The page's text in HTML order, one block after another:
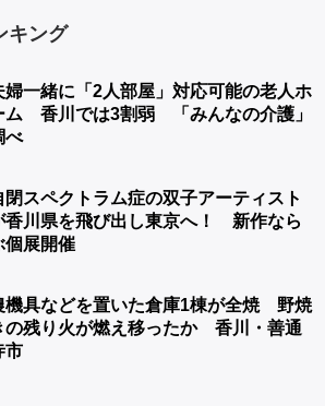
キング
婦一緒に「2人部屋」対応可能の老人ホ
ム 香川では3割弱 「みんなの介護」
べ
閉スペクトラム症の双子アーティスト
香川県を飛び出し東京へ！ 新作なら
個展開催
機具などを置いた倉庫1棟が全焼 野焼
の残り火が燃え移ったか 香川・善通
市